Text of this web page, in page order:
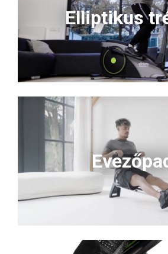
Elliptikus